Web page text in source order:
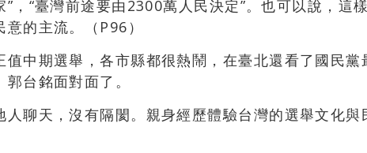
”，“臺灣前途要由2300萬人民決定”。也可以說，這
的主流。（P96）
值中期選舉，各市縣都很熱鬧，在臺北還看了國民黨
台銘面對面了。
人聊天，沒有隔閡。親身經歷體驗台灣的選舉文化與